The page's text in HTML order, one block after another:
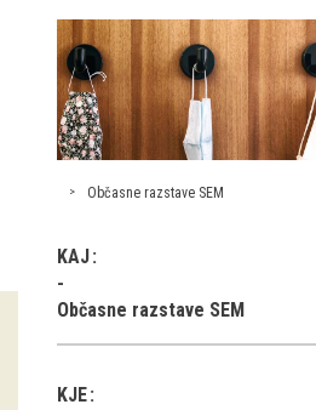
razstave
Stalne razstave
Občasne razstave
Virtualni sprehodi
Razstavni projekti
Občasne razstave SEM
KAJ
Občasne razstave SEM
KJE